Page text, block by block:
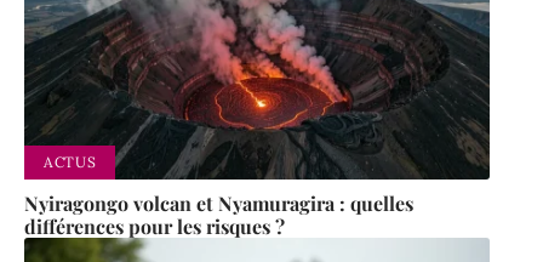
ACTUS
Nyiragongo volcan et Nyamuragira : quelles
différences pour les risques ?